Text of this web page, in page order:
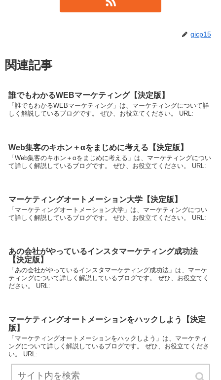
gicp15
関連記事
誰でもわかるWEBマーケティング【決定版】
「誰でもわかるWEBマーケティング」は、マーケティングについて詳
しく解説しているブログです。 ぜひ、お役立てください。 URL:
Web集客のキホン＋αをまじめに考える【決定版】
「Web集客のキホン＋αをまじめに考える」は、マーケティングについ
て詳しく解説しているブログです。 ぜひ、お役立てください。 URL:
マーケティングオートメーション大学【決定版】
「マーケティングオートメーション大学」は、マーケティングについ
て詳しく解説しているブログです。 ぜひ、お役立てください。 URL:
あの会社がやっているインスタマーケティング成功法
【決定版】
「あの会社がやっているインスタマーケティング成功法」は、マーケ
ティングについて詳しく解説しているブログです。 ぜひ、お役立てく
ださい。 URL:
マーケティングオートメーションをハックしよう【決定
版】
「マーケティングオートメーションをハックしよう」は、マーケティ
ングについて詳しく解説しているブログです。 ぜひ、お役立てくださ
い。 URL: